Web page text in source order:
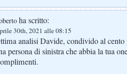
ha scritto:
30th, 2021 alle 08:15
analisi Davide, condivido al
persona di sinistra che abbia la tua